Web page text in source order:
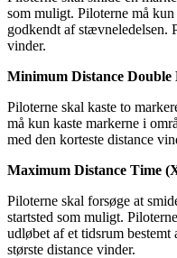
som muligt. Piloterne må
godkendt af stævneledelsen.
vinder.
Minimum Distance
Piloterne skal kaste to
må kun kaste markerne i
med den korteste distance
Maximum Distance Time
Piloterne skal forsøge at
startsted som muligt.
udløbet af et tidsrum
største distance vinder.